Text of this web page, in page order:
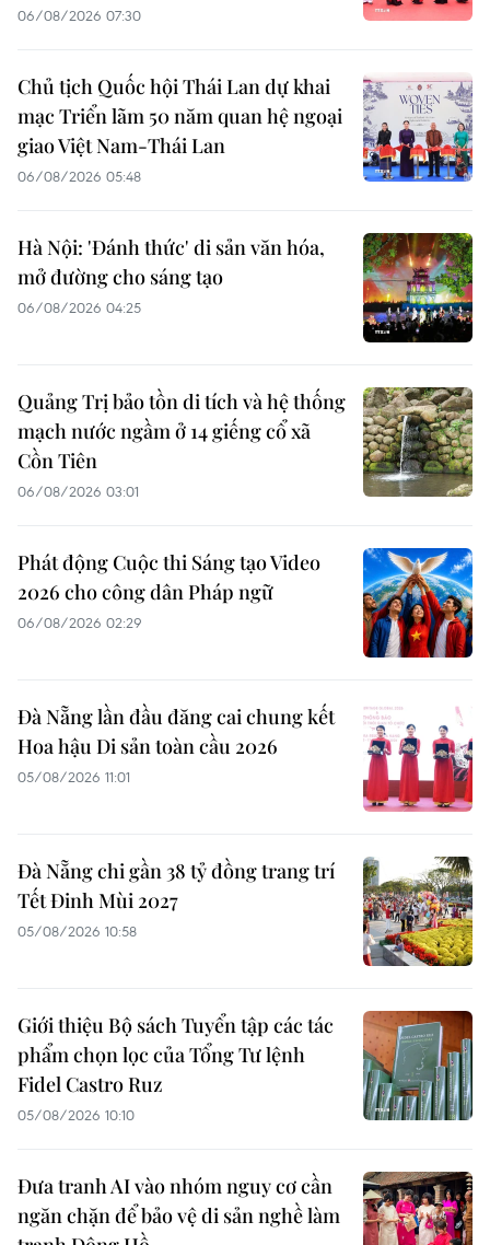
06/08/2026 07:30
Chủ tịch Quốc hội Thái Lan dự khai
mạc Triển lãm 50 năm quan hệ ngoại
giao Việt Nam-Thái Lan
06/08/2026 05:48
Hà Nội: 'Đánh thức' di sản văn hóa,
mở đường cho sáng tạo
06/08/2026 04:25
Quảng Trị bảo tồn di tích và hệ thống
mạch nước ngầm ở 14 giếng cổ xã
Cồn Tiên
06/08/2026 03:01
Phát động Cuộc thi Sáng tạo Video
2026 cho công dân Pháp ngữ
06/08/2026 02:29
Đà Nẵng lần đầu đăng cai chung kết
Hoa hậu Di sản toàn cầu 2026
05/08/2026 11:01
Đà Nẵng chi gần 38 tỷ đồng trang trí
Tết Đinh Mùi 2027
05/08/2026 10:58
Giới thiệu Bộ sách Tuyển tập các tác
phẩm chọn lọc của Tổng Tư lệnh
Fidel Castro Ruz
05/08/2026 10:10
Đưa tranh AI vào nhóm nguy cơ cần
ngăn chặn để bảo vệ di sản nghề làm